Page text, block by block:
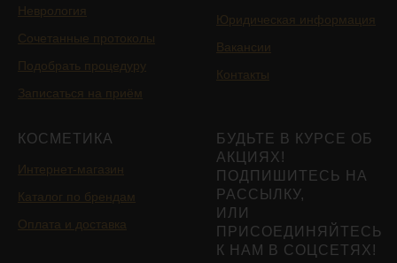
Неврология
Сочетанные протоколы
Подобрать процедуру
Записаться на приём
Юридическая информация
Вакансии
Контакты
КОСМЕТИКА
Интернет-магазин
Каталог по брендам
Оплата и доставка
БУДЬТЕ В КУРСЕ ОБ
АКЦИЯХ!
ПОДПИШИТЕСЬ НА
РАССЫЛКУ,
ИЛИ
ПРИСОЕДИНЯЙТЕСЬ
К НАМ В СОЦСЕТЯХ!